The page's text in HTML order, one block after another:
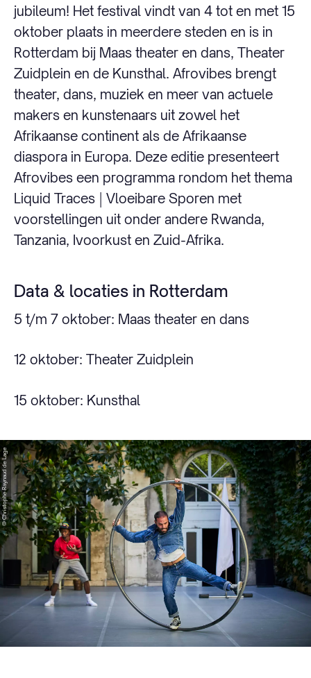
jubileum! Het festival vindt van 4 tot en met 15
oktober plaats in meerdere steden en is in
Rotterdam bij Maas theater en dans, Theater
Zuidplein en de Kunsthal. Afrovibes brengt
theater, dans, muziek en meer van actuele
makers en kunstenaars uit zowel het
Afrikaanse continent als de Afrikaanse
diaspora in Europa. Deze editie presenteert
Afrovibes een programma rondom het thema
Liquid Traces | Vloeibare Sporen met
voorstellingen uit onder andere Rwanda,
Tanzania, Ivoorkust en Zuid-Afrika.
Data & locaties in Rotterdam
5 t/m 7 oktober: Maas theater en dans
12 oktober: Theater Zuidplein
15 oktober: Kunsthal
© Christophe Raynaud de Lage